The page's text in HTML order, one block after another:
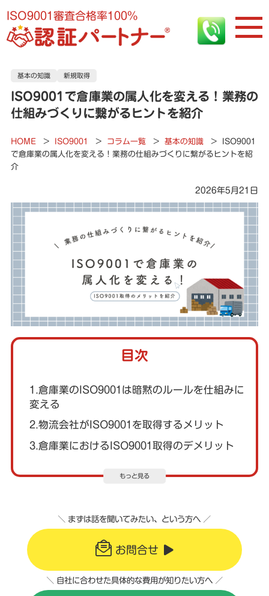
ISO9001審査合格率100%
基本の知識 新規取得
ISO9001で倉庫業の属人化を変える！業務の
仕組みづくりに繋がるヒントを紹介
HOME > ISO9001 > コラム一覧 > 基本の知識 >
ISO9001
で倉庫業の属人化を変える！業務の仕組みづくりに繋がるヒントを紹
介
2026年5月21日
目次
もっと見る
1.倉庫業のISO9001は暗黙のルールを仕組みに
変える
2.物流会社がISO9001を取得するメリット
3.倉庫業におけるISO9001取得のデメリット
＼ まずは話を聞いてみたい、という方へ ／
お問合せ
＼ 自社に合わせた具体的な費用が知りたい方へ ／